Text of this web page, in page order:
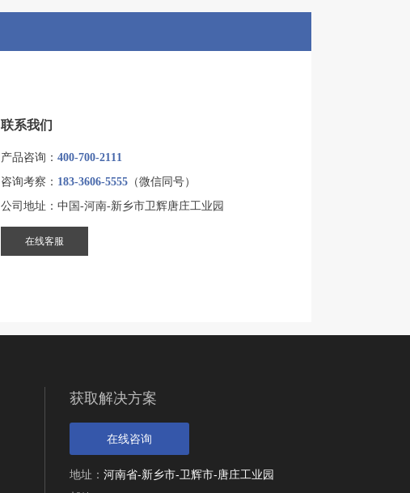
联系我们
产品咨询： 400-700-2111
咨询考察： 183-3606-5555 （微信同号）
公司地址：中国-河南-新乡市卫辉唐庄工业园
在线客服
获取解决方案
在线咨询
地址： 河南省-新乡市-卫辉市-唐庄工业园